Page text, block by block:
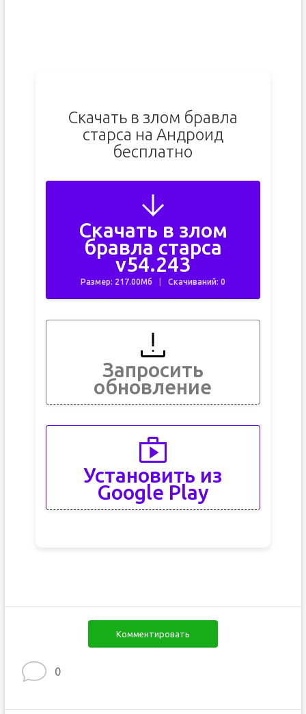
Скачать в злом бравла
старса на Андроид
бесплатно
Скачать в злом
бравла старса
v54.243
Размер: 217.00Мб Скачиваний: 0
Запросить
обновление
Установить из
Google Play
Комментировать
0